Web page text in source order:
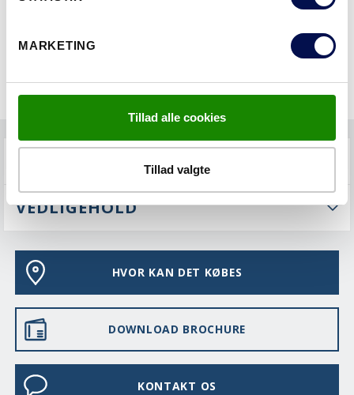
MARKETING
Tillad alle cookies
Tillad valgte
VEDLIGEHOLD
HVOR KAN DET KØBES
DOWNLOAD BROCHURE
KONTAKT OS